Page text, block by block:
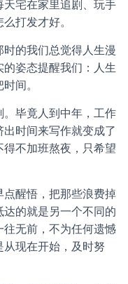
宅在家里追剧、玩手
打发才好。
的我们总觉得人生漫
姿态提醒我们：人生
间。
毕竟人到中年，工作
时间来写作就变成了
不加班熬夜，只希望
醒悟，把那些浪费掉
的就是另一个不同的
无前，不为任何遗憾
现在开始，及时努